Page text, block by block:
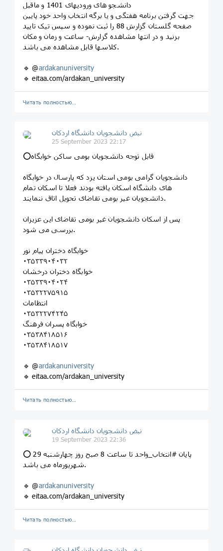
دانشجو های ورودیهای 1401 و ماقبل
جهت گرفتن برنامه هفتگی و یا برگه انتخاب واحد خود پایین
صفحه گلستان گزارش 88 را ثبت نموده و سپس تیک تایید
بزنید و در انتها مشاهده گزارش- ساعت و زمان و مکان
کلاسها قابل مشاهده می باشد.
🔹 @ardakanuniversity
🔹 eitaa.com/ardakan_university
Читать полностью…
نبض دانشجویان دانشگاه اردکان
25 September 2023 22:17
⭕️قابل توجه دانشجویان بومی ساکن خوابگاه
دانشجویان گرامی بومی استان یزد که پارسال در خوابگاه
های دانشگاه اسکان یافته بودند فعلا تا اسکان تمام
دانشجویان غیر بومی تقاضای تحویل اتاق ننمایند.
پس از اسکان دانشجویان غیر بومی تقاضای این عزیزان
بررسی می شود.
خوابگاه دختران پیام نور
۰۳۵۳۳۹۰۴۰۳۲
خوابگاه دختران درخشان
۰۳۵۳۳۹۰۴۰۲۴
۰۳۵۳۲۲۷۵۹۱۵
انتظامات
۰۳۵۳۲۲۷۴۲۴۵
خوابگاه پسران فرهنگ
۰۳۵۳۸۴۱۸۵۱۶
۰۳۵۳۸۴۱۸۵۱۷
🔹 @ardakanuniversity
🔹 eitaa.com/ardakan_university
Читать полностью…
نبض دانشجویان دانشگاه اردکان
19 September 2023 22:36
⭕️ پایان #انتخاب_واحد تا ساعت 8 صبح روز چهارشنبه 29
شهریورماه می باشد.
🔹 @ardakanuniversity
🔹 eitaa.com/ardakan_university
Читать полностью…